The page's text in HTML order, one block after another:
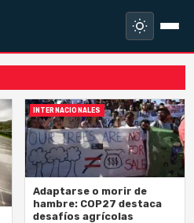
INTERNACIONALES
Adaptarse o morir de
hambre: COP27 destaca
desafíos agrícolas